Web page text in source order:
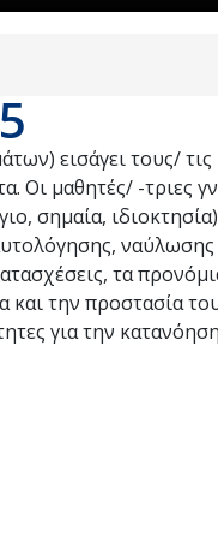
εισάγει τους/ τις
Οι μαθητές/ -τριες
σημαία,
ναύλωσης
τα
και την προστασία
για την